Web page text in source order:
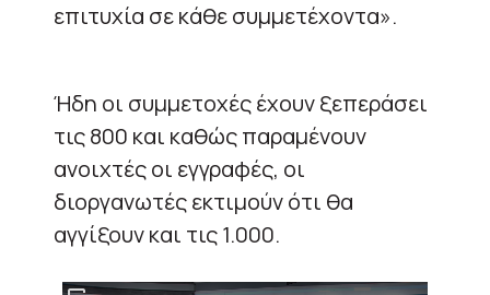
επιτυχία σε κάθε συμμετέχοντα».
Ήδη οι συμμετοχές έχουν ξεπεράσει
τις 800 και καθώς παραμένουν
ανοιχτές οι εγγραφές, οι
διοργανωτές εκτιμούν ότι θα
αγγίξουν και τις 1.000.